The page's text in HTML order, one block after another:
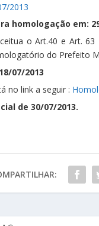
2013
homologação em:
o Art.40 e Art. 63
do Prefeito
07/2013
no link a seguir :
de 30/07/2013.